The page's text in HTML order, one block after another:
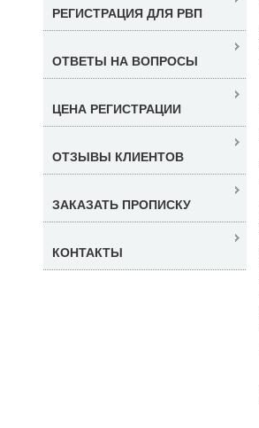
РЕГИСТРАЦИЯ ДЛЯ РВП
ОТВЕТЫ НА ВОПРОСЫ
ЦЕНА РЕГИСТРАЦИИ
ОТЗЫВЫ КЛИЕНТОВ
ЗАКАЗАТЬ ПРОПИСКУ
КОНТАКТЫ